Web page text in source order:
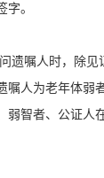
字。
时，除见证
嘱人为老年体弱
弱智者、公证人